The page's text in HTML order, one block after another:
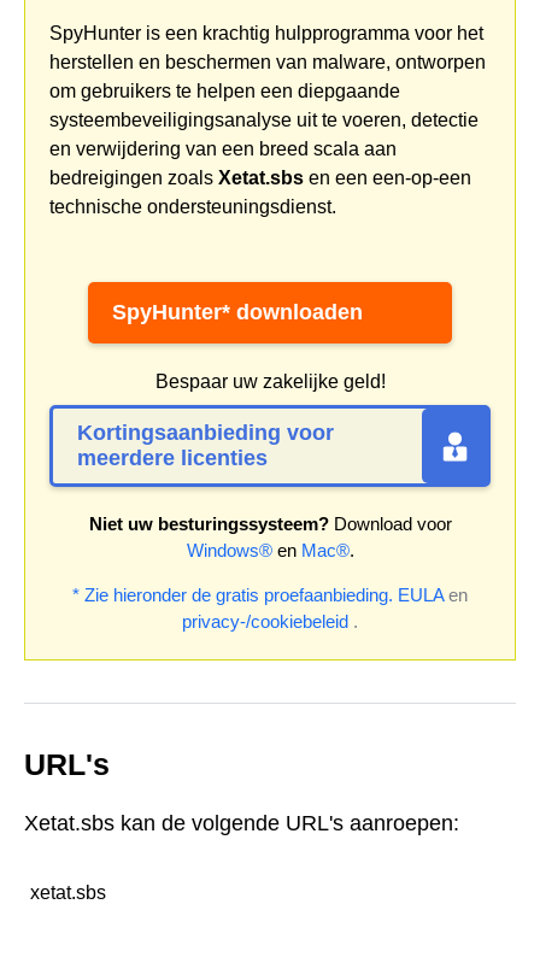
SpyHunter is een krachtig hulpprogramma voor het
herstellen en beschermen van malware, ontworpen
om gebruikers te helpen een diepgaande
systeembeveiligingsanalyse uit te voeren, detectie
en verwijdering van een breed scala aan
bedreigingen zoals Xetat.sbs en een een-op-een
technische ondersteuningsdienst.
SpyHunter* downloaden
Bespaar uw zakelijke geld!
Kortingsaanbieding voor
meerdere licenties
Niet uw besturingssysteem?Download voor
Windows®en Mac®.
* Zie hieronder de gratis proefaanbieding. EULAen
privacy-/cookiebeleid .
URL's
Xetat.sbs kan de volgende URL's aanroepen:
xetat.sbs